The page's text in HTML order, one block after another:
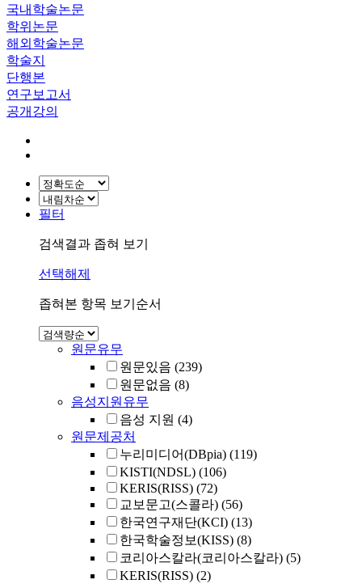
국내학술논문
학위논문
해외학술논문
학술지
단행본
연구보고서
공개강의
필터
검색결과 좁혀 보기
선택해제
좁혀본 항목 보기순서
원문유무
원문있음 (239)
원문없음 (8)
음성지원유무
음성 지원 (4)
원문제공처
누리미디어(DBpia) (119)
KISTI(NDSL) (106)
KERIS(RISS) (72)
교보문고(스콜라) (56)
한국연구재단(KCI) (13)
한국학술정보(KISS) (8)
코리아스칼라(코리아스칼라) (5)
KERIS(RISS) (2)